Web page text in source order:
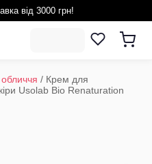
від 3000 грн!
/ Крем для
Usolab Bio Renaturation